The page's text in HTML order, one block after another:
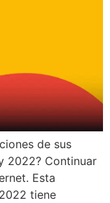
de sus
2022? Continuar
Esta
tiene